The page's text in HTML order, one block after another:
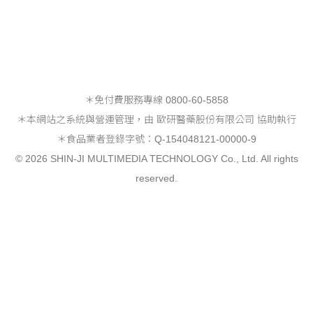
＊免付費服務專線 0800-60-5858
＊本網站之系統與營運管理，由 歐研醫藥股份有限公司 協助執行
＊食品業者登錄字號：Q-154048121-00000-9
© 2026 SHIN-JI MULTIMEDIA TECHNOLOGY Co., Ltd. All rights
reserved.